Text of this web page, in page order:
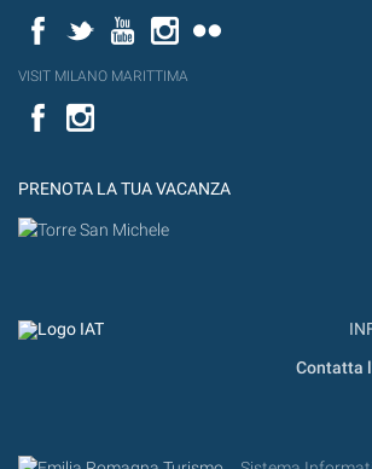
FacebookTwitterYouTubeInstagram
VISIT MILANO MARITTIMA
Facebook
PRENOTA LA TUA VACANZA
Contatta